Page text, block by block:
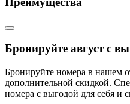
Бронируйте август с
Бронируйте номера в нашем
дополнительной скидкой.
номера с выгодой для себя и